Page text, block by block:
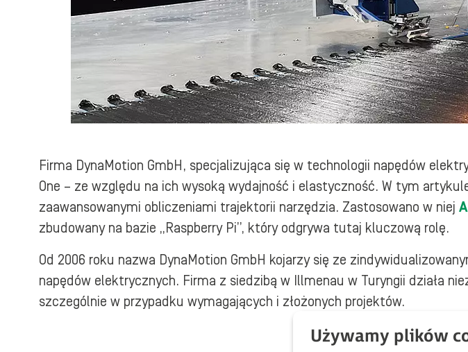
Firma DynaMotion GmbH, specjalizująca się w technologii napędów
One – ze względu na ich wysoką wydajność i elastyczność. W tym
zaawansowanymi obliczeniami trajektorii narzędzia. Zastosowano w niej
zbudowany na bazie „Raspberry Pi”, który odgrywa tutaj kluczową rolę.
Od 2006 roku nazwa DynaMotion GmbH kojarzy się ze
napędów elektrycznych. Firma z siedzibą w Illmenau w Turyngii działa
szczególnie w przypadku wymagających i złożonych projektów.